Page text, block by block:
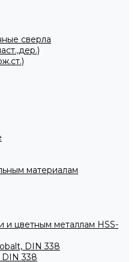
сверла
материалам
и цветным металлам HSS-
DIN 338
DIN 338